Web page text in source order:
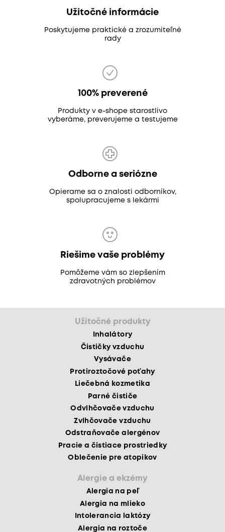
Užitočné informácie
Poskytujeme praktické a zrozumiteľné
rady
100% preverené
Produkty v e-shope starostlivo
vyberáme, preverujeme a testujeme
Odborne a seriózne
Opierame sa o znalosti odborníkov,
spolupracujeme s lekármi
Riešime vaše problémy
Pomôžeme vám so zlepšením
zdravotných problémov
Užitočné produkty
Inhalátory
Čističky vzduchu
Vysávače
Protiroztočové poťahy
Liečebná kozmetika
Parné čističe
Odvlhčovače vzduchu
Zvlhčovače vzduchu
Odstraňovače alergénov
Pracie a čistiace prostriedky
Oblečenie pre atopikov
Alergie a ekzémy
Alergia na peľ
Alergia na mlieko
Intolerancia laktózy
Alergia na roztoče